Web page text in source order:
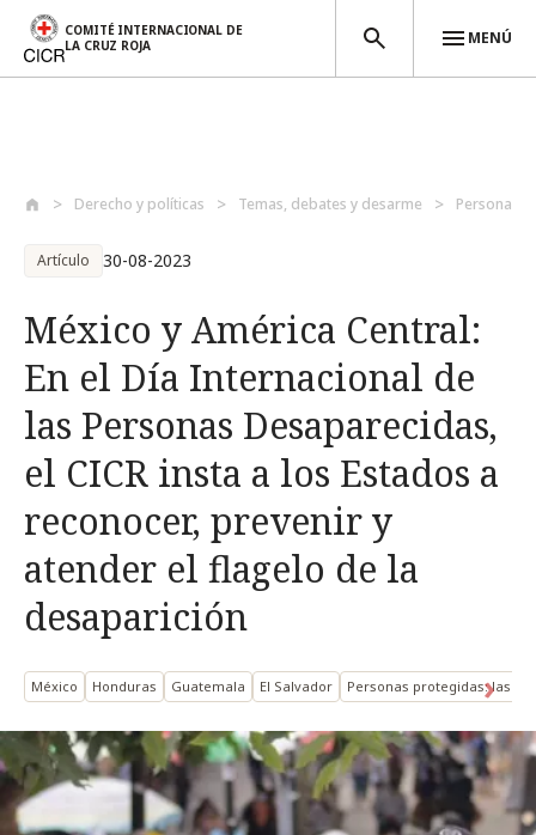
COMITÉ INTERNACIONAL DE
LA CRUZ ROJA
MENÚ
Derecho y políticas Temas, debates y desarme Personas
Artículo 30-08-2023
México y América Central:
En el Día Internacional de
las Personas Desaparecidas,
el CICR insta a los Estados a
reconocer, prevenir y
atender el flagelo de la
desaparición
México Honduras Guatemala El Salvador Personas protegidas: las